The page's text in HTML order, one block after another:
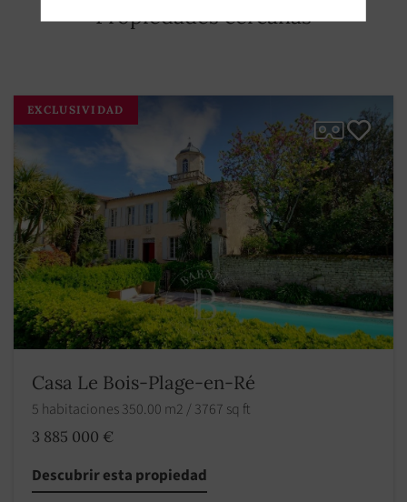
Propiedades cercanas
EXCLUSIVIDAD
Casa Le Bois-Plage-en-Ré
5 habitaciones 350.00 m2 / 3767 sq ft
3 885 000 €
Descubrir esta propiedad